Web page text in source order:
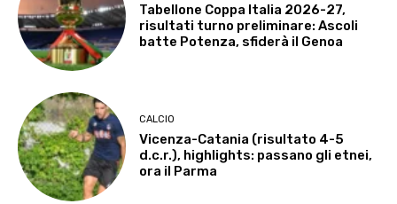
Tabellone Coppa Italia 2026-27,
risultati turno preliminare: Ascoli
batte Potenza, sfiderà il Genoa
CALCIO
Vicenza-Catania (risultato 4-5
d.c.r.), highlights: passano gli etnei,
ora il Parma